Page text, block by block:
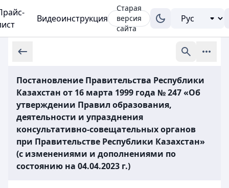
Видеоинструкция
Старая
версия
сайта
Постановление Правительства Республики
Казахстан от 16 марта 1999 года № 247 «Об
утверждении Правил образования,
деятельности и упразднения
консультативно-совещательных органов
при Правительстве Республики Казахстан»
(с изменениями и дополнениями по
состоянию на 04.04.2023 г.)